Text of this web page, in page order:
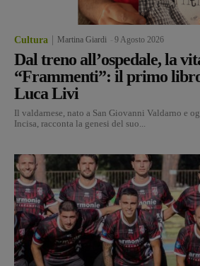
Cultura Martina Giardi 9 Agosto 2026
Dal treno all’ospedale, la
“Frammenti”: il primo
Luca Livi
Il valdarnese, nato a San Giovanni Valdarno e
Incisa, racconta la genesi del suo...